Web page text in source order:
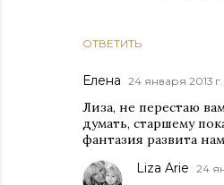
ОТВЕТИТЬ
Елена 24 января 2013 г.
Лиза, не перестаю
думать, старшему
фантазия развита
Liza Arie 24